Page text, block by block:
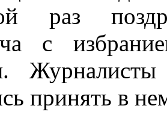
раз
с
принять в